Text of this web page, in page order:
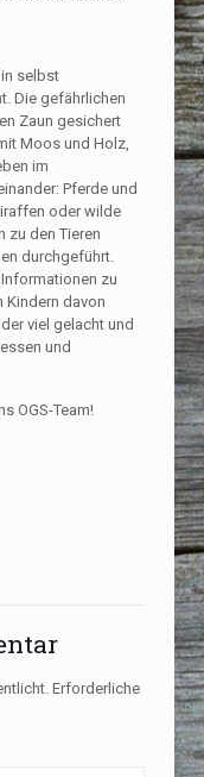
selbst
Die gefährlichen
Zaun gesichert
Moos und Holz,
im
Pferde und
oder wilde
zu den Tieren
durchgeführt.
zu
Kindern davon
viel gelacht und
und
OGS-Team!
Erforderliche